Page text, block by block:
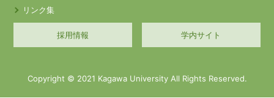
リンク集
採用情報 学内サイト
Copyright © 2021 Kagawa University All Rights Reserved.